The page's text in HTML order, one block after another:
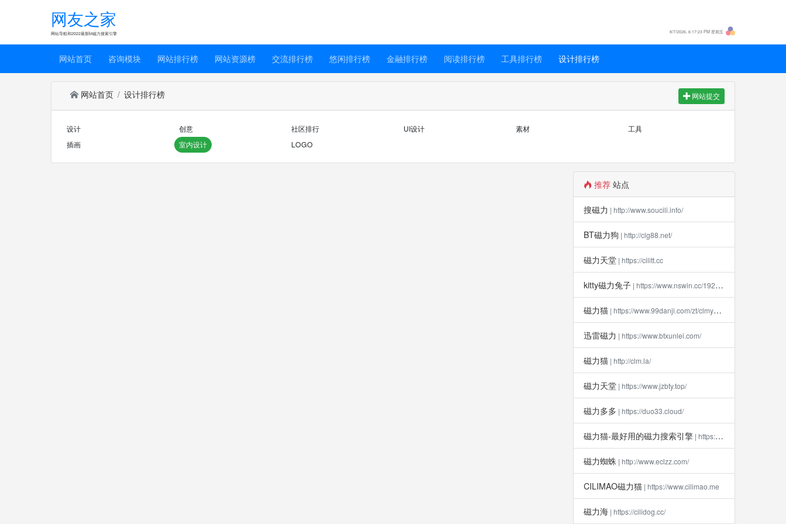
网友之家
网站导航和2022最新bt磁力搜索引擎 8/7/2026, 6:17:24 PM 星期五
网站首页 咨询模块 网站排行榜 网站资源榜 交流排行榜 悠闲排行榜 金融排行榜 阅读排行榜 工具排行榜 设计排行榜
网站首页 设计排行榜 网站提交
设计 创意 社区排行 UI设计 素材
工具
插画
室内设计 LOGO
推荐 站点
搜磁力 | http://www.soucili.info/
BT磁力狗 | http://clg88.net/
磁力天堂 | https://cilitt.cc
kitty磁力兔子 | https://www.nswin.cc/19270.html
磁力猫 | https://www.99danji.com/zt/clmykxz/
迅雷磁力 | https://www.btxunlei.com/
磁力猫 | http://clm.la​/
磁力天堂 | https://www.jzbty.top/
磁力多多 | https://duo33.cloud/
磁力猫-最好用的磁力搜索引擎 | https://clm112.xyz
磁力蜘蛛 | http://www.eclzz.com/
CILIMAO磁力猫 | https://www.cilimao.me
磁力海 | https://cilidog.cc/